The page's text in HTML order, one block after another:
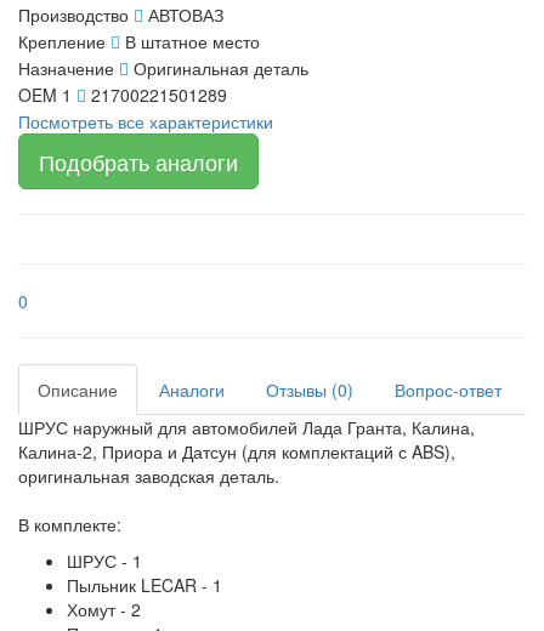
Производство
АВТОВАЗ
Крепление
В штатное место
Назначение
Оригинальная деталь
OEM 1
21700221501289
Посмотреть все характеристики
Подобрать аналоги
0
Описание Аналоги Отзывы (0)
Вопрос-ответ
ШРУС наружный для автомобилей Лада Гранта, Калина,
Калина-2, Приора и Датсун (для комплектаций с ABS),
оригинальная заводская деталь.
В комплекте:
ШРУС - 1
Пыльник LECAR - 1
Хомут - 2